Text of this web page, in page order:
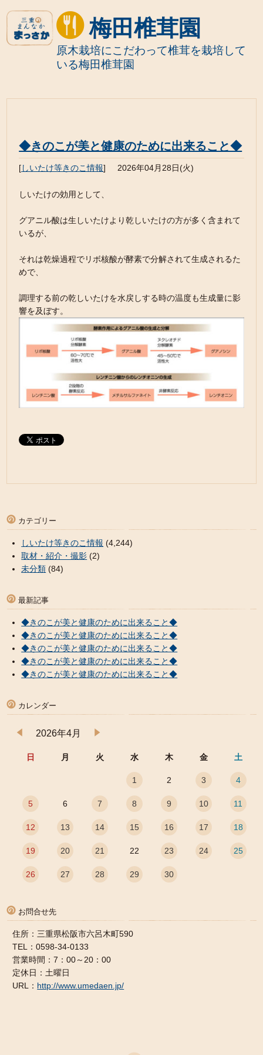
梅田椎茸園
原木栽培にこだわって椎茸を栽培して
いる梅田椎茸園
◆きのこが美と健康のために出来ること◆
[しいたけ等きのこ情報] 2026年04月28日(火)
しいたけの効用として、
グアニル酸は生しいたけより乾しいたけの方が多く含まれて
いるが、
それは乾燥過程でリボ核酸が酵素で分解されて生成されるた
めで、
調理する前の乾しいたけを水戻しする時の温度も生成量に影
響を及ぼす。
カテゴリー
しいたけ等きのこ情報 (4,244)
取材・紹介・撮影 (2)
未分類 (84)
最新記事
◆きのこが美と健康のために出来ること◆
◆きのこが美と健康のために出来ること◆
◆きのこが美と健康のために出来ること◆
◆きのこが美と健康のために出来ること◆
◆きのこが美と健康のために出来ること◆
カレンダー
2026年4月
日 月 火 水 木 金 土
1 2 3 4
5 6 7 8 9 10 11
12 13 14 15 16 17 18
19 20 21 22 23 24 25
26 27 28 29 30
お問合せ先
住所：三重県松阪市六呂木町590
TEL：0598-34-0133
営業時間：7：00～20：00
定休日：土曜日
URL： http://www.umedaen.jp/